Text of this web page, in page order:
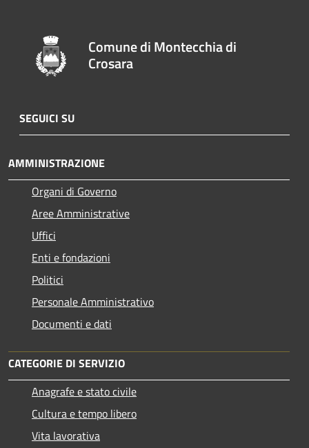
Comune di Montecchia di
Crosara
SEGUICI SU
AMMINISTRAZIONE
Organi di Governo
Aree Amministrative
Uffici
Enti e fondazioni
Politici
Personale Amministrativo
Documenti e dati
CATEGORIE DI SERVIZIO
Anagrafe e stato civile
Cultura e tempo libero
Vita lavorativa